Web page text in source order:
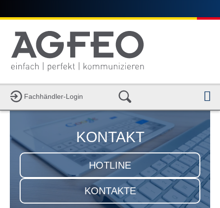
Fachhändler-Login
KONTAKT
HOTLINE
KONTAKTE